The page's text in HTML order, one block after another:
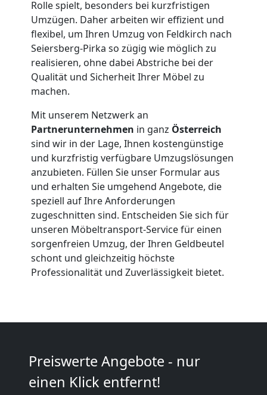
Rolle spielt, besonders bei kurzfristigen
Umzügen. Daher arbeiten wir effizient und
flexibel, um Ihren Umzug von Feldkirch nach
Seiersberg-Pirka so zügig wie möglich zu
realisieren, ohne dabei Abstriche bei der
Qualität und Sicherheit Ihrer Möbel zu
machen.
Mit unserem Netzwerk an
Partnerunternehmen in ganz Österreich
sind wir in der Lage, Ihnen kostengünstige
und kurzfristig verfügbare Umzugslösungen
anzubieten. Füllen Sie unser Formular aus
und erhalten Sie umgehend Angebote, die
speziell auf Ihre Anforderungen
zugeschnitten sind. Entscheiden Sie sich für
unseren Möbeltransport-Service für einen
sorgenfreien Umzug, der Ihren Geldbeutel
schont und gleichzeitig höchste
Professionalität und Zuverlässigkeit bietet.
Preiswerte Angebote - nur
einen Klick entfernt!
Möbeltransport
National
Möbeltransport
International
Beiladung
National
Beiladung
Internationaler
Umzug